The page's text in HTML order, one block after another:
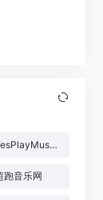
YesPlayMusic在线音乐
跑音乐网